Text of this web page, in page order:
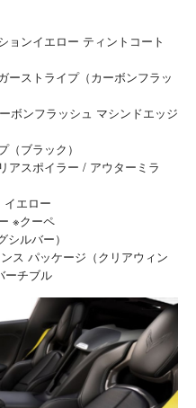
ョンイエロー ティントコート
ーストライプ（カーボンフラッ
ボンフラッシュ マシンドエッジ
ブラック）
アスポイラー / アウターミラ
エロー
※クーペ
ルバー）
ス パッケージ（クリアウィン
ーチブル